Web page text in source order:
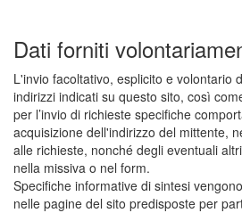
Dati forniti
L'invio facoltativo, esplicito e volontario
indirizzi indicati su questo sito, così
per l’invio di richieste specifiche
acquisizione dell'indirizzo del mittente,
alle richieste, nonché degli eventuali
nella missiva o nel form.
Specifiche informative di sintesi
nelle pagine del sito predisposte per